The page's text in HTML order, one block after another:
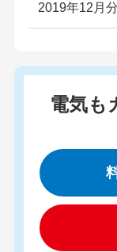
2019年12月分
電気も